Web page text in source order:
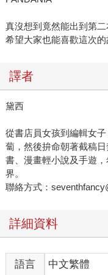
真沒想到竟然能出到第二
希望大家也能喜歡這次的
譯者
黛西
從書店員女孩到編輯女
蔔，然後拚命朝著截稿
書、漫畫輕小說及手遊
界。
聯絡方式：
詳細資料
語言 中文繁體